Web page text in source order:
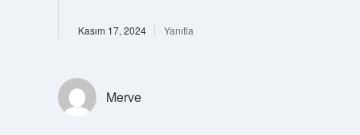
Kasım 17, 2024 Yanıtla
Merve